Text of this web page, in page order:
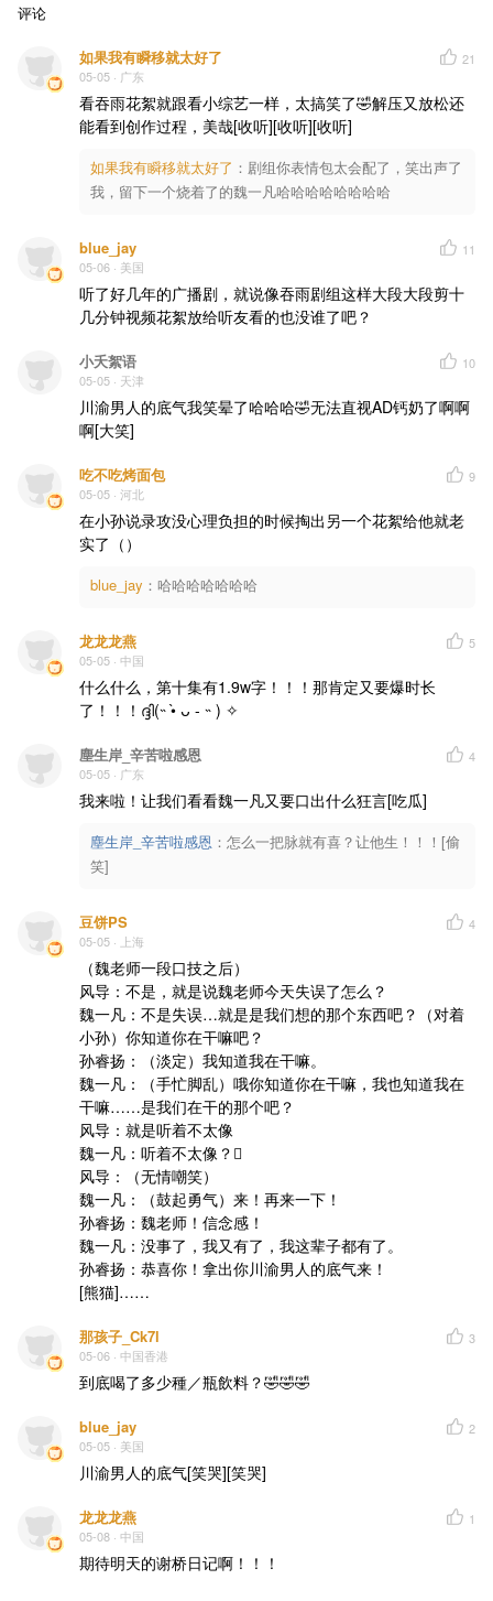
评论
如果我有瞬移就太好了
05-05 · 广东
21
看吞雨花絮就跟看小综艺一样，太搞笑了🤣解压又放松还
能看到创作过程，美哉[收听][收听][收听]
如果我有瞬移就太好了 ： 剧组你表情包太会配了，笑出声了
我，留下一个烧着了的魏一凡哈哈哈哈哈哈哈哈
blue_jay
05-06 · 美国
11
听了好几年的广播剧，就说像吞雨剧组这样大段大段剪十
几分钟视频花絮放给听友看的也没谁了吧？
小夭絮语
05-05 · 天津
10
川渝男人的底气我笑晕了哈哈哈🤣无法直视AD钙奶了啊啊
啊[大笑]
吃不吃烤面包
05-05 · 河北
9
在小孙说录攻没心理负担的时候掏出另一个花絮给他就老
实了（）
blue_jay ： 哈哈哈哈哈哈哈
龙龙龙燕
05-05 · 中国
5
什么什么，第十集有1.9w字！！！那肯定又要爆时长
了！！！ദ്ദി(˵ •̀ ᴗ - ˵ ) ✧
塵生岸_辛苦啦感恩
05-05 · 广东
4
我来啦！让我们看看魏一凡又要口出什么狂言[吃瓜]
塵生岸_辛苦啦感恩 ： 怎么一把脉就有喜？让他生！！！[偷
笑]
豆饼PS
05-05 · 上海
4
（魏老师一段口技之后）
风导：不是，就是说魏老师今天失误了怎么？
魏一凡：不是失误…就是是我们想的那个东西吧？（对着
小孙）你知道你在干嘛吧？
孙睿扬：（淡定）我知道我在干嘛。
魏一凡：（手忙脚乱）哦你知道你在干嘛，我也知道我在
干嘛……是我们在干的那个吧？
风导：就是听着不太像
魏一凡：听着不太像？🫪
风导：（无情嘲笑）
魏一凡：（鼓起勇气）来！再来一下！
孙睿扬：魏老师！信念感！
魏一凡：没事了，我又有了，我这辈子都有了。
孙睿扬：恭喜你！拿出你川渝男人的底气来！
[熊猫]……
那孩子_Ck7l
05-06 · 中国香港
3
到底喝了多少種／瓶飲料？🤣🤣🤣
blue_jay
05-05 · 美国
2
川渝男人的底气[笑哭][笑哭]
龙龙龙燕
05-08 · 中国
1
期待明天的谢桥日记啊！！！